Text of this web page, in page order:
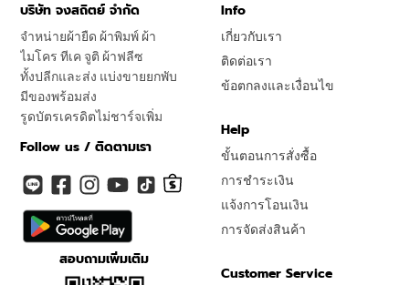
บริษัท จงสถิตย์ จำกัด
จำหน่ายผ้ายืด ผ้าพิมพ์ ผ้า
ไมโคร ทีเค จูติ ผ้าฟลีซ
ทั้งปลีกและส่ง แบ่งขายยกพับ
มีของพร้อมส่ง
รูดบัตรเครดิตไม่ชาร์จเพิ่ม
Follow us / ติดตามเรา
สอบถามเพิ่มเติม
Info
เกี่ยวกับเรา
ติดต่อเรา
ข้อตกลงและเงื่อนไข
Help
ขั้นตอนการสั่งซื้อ
การชำระเงิน
แจ้งการโอนเงิน
การจัดส่งสินค้า
Customer Service